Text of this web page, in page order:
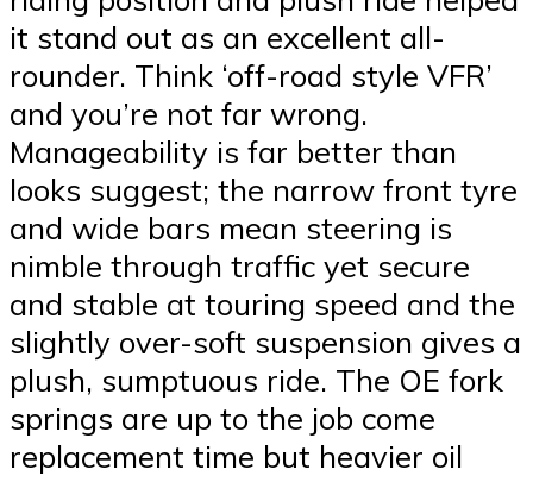
it stand out as an excellent all-
rounder. Think ‘off-road style VFR’
and you’re not far wrong.
Manageability is far better than
looks suggest; the narrow front tyre
and wide bars mean steering is
nimble through traffic yet secure
and stable at touring speed and the
slightly over-soft suspension gives a
plush, sumptuous ride. The OE fork
springs are up to the job come
replacement time but heavier oil